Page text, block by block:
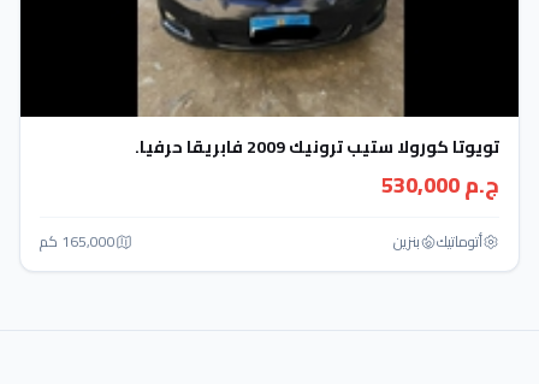
تويوتا كورولا ستيب ترونيك 2009 فابريقا حرفيا.
ج.م 530,000
أتوماتيك‎ بنزين 165,000 كم